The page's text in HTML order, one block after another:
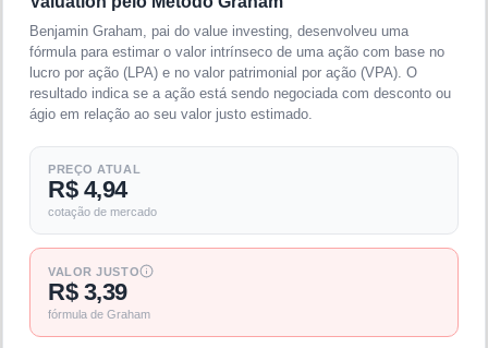
Benjamin Graham, pai do value investing, desenvolveu uma
fórmula para estimar o valor intrínseco de uma ação com base no
lucro por ação (LPA) e no valor patrimonial por ação (VPA). O
resultado indica se a ação está sendo negociada com desconto ou
ágio em relação ao seu valor justo estimado.
PREÇO ATUAL
R$ 4,94
cotação de mercado
VALOR JUSTO
R$ 3,39
fórmula de Graham